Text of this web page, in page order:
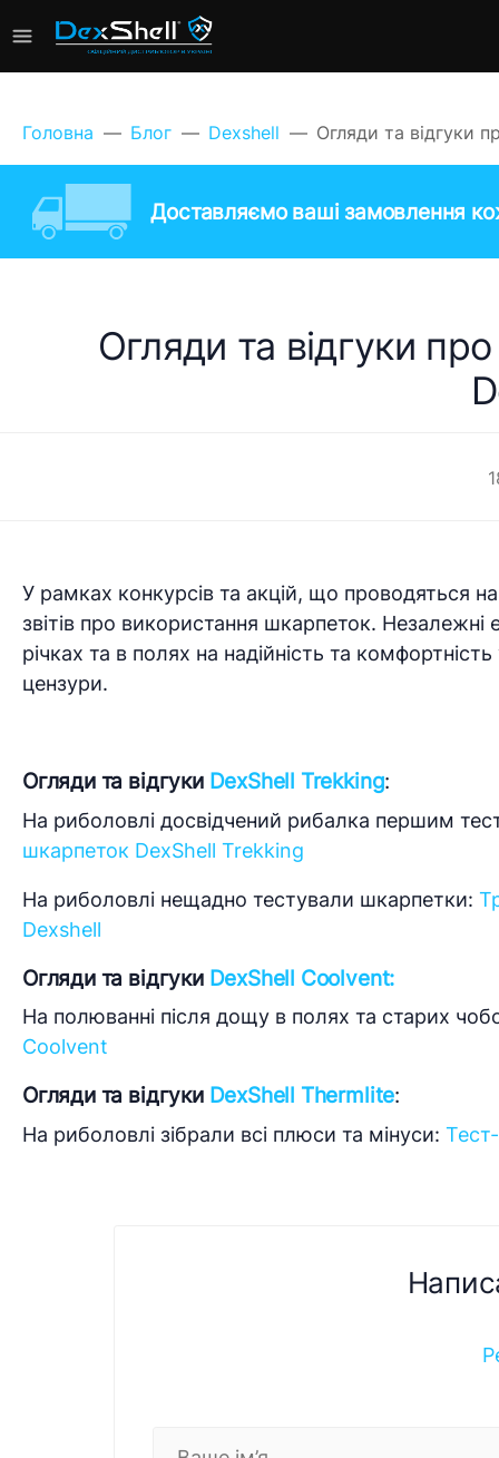
Головна Блог Dexshell Огляди та відгуки
Доставляємо ваші замовлення
Огляди та відгуки
У рамках конкурсів та акцій, що проводяться
звітів про використання шкарпеток.
річках та в полях на надійність та
цензури.
Огляди та відгуки DexShell Trekking:
На риболовлі досвідчений рибалка першим
шкарпеток DexShell Trekking
На риболовлі нещадно тестували шкарпетки:
Dexshell
Огляди та відгуки DexShell Coolvent:
На полюванні після дощу в полях та старих
Coolvent
Огляди та відгуки DexShell Thermlite:
На риболовлі зібрали всі плюси та мінуси: